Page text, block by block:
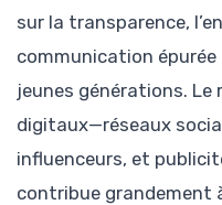
sur la transparence,
communication
jeunes générations.
digitaux—réseaux
influenceurs, et
contribue grandement